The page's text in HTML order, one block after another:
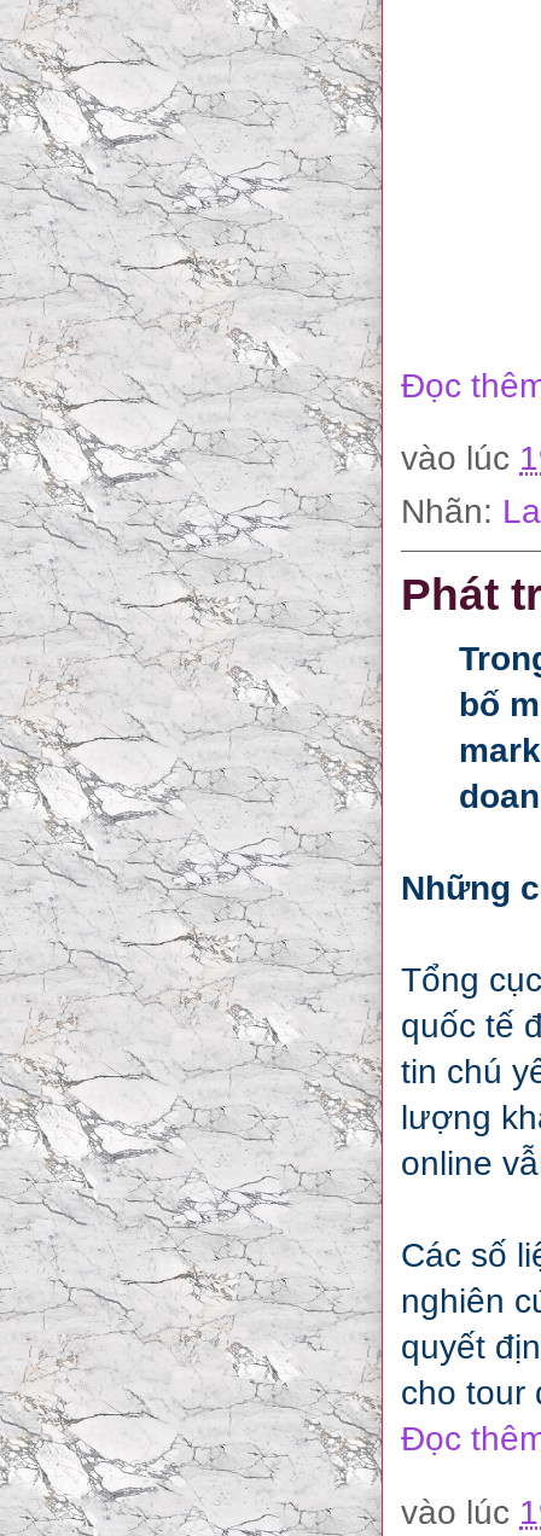
Đọc
vào lúc
Nhãn:
Phát
bố
Những
Tổng
quốc tế
tin chú
lượng
online
Các số
nghiên
quyết
cho tour
Đọc
vào lúc